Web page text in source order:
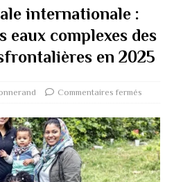
internationale :
eaux complexes des
en 2025
Commentaires fermés